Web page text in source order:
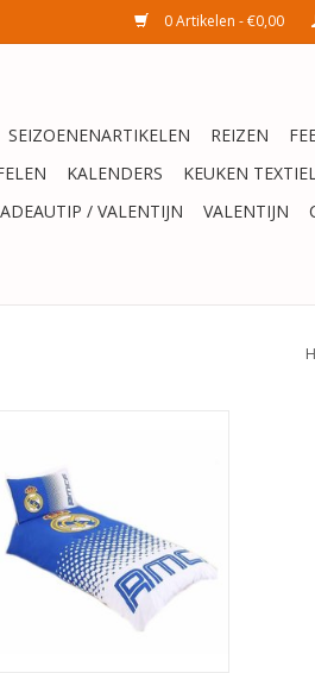
0 Artikelen - €0,00
SEIZOENENARTIKELEN REIZEN
KALENDERS
KEUKEN
/ VALENTIJN VALENTIJN